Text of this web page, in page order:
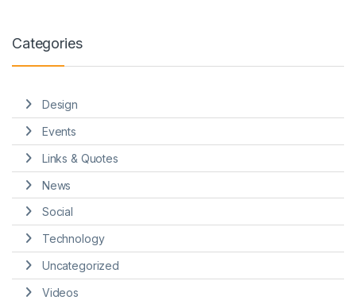
Categories
Design
Events
Links & Quotes
News
Social
Technology
Uncategorized
Videos